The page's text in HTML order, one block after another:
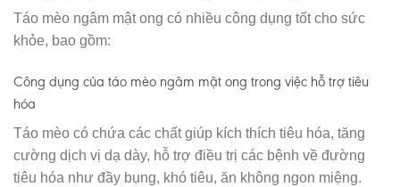
Táo mèo ngâm mật ong có nhiều công dụng tốt cho sức
khỏe, bao gồm:
Công dụng của táo mèo ngâm mật ong trong việc hỗ trợ tiêu
hóa
Táo mèo có chứa các chất giúp kích thích tiêu hóa, tăng
cường dịch vị dạ dày, hỗ trợ điều trị các bệnh về đường
tiêu hóa như đầy bụng, khó tiêu, ăn không ngon miệng.